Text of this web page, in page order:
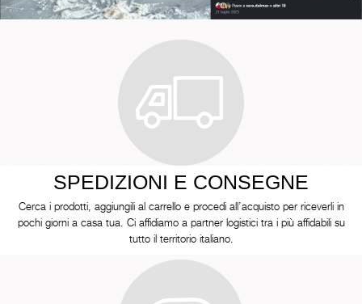
SPEDIZIONI E CONSEGNE
Cerca i prodotti, aggiungili al carrello e procedi all’acquisto per riceverli in
pochi giorni a casa tua. Ci affidiamo a partner logistici tra i più affidabili su
tutto il territorio italiano.